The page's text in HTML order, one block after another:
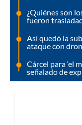
¿Quiénes son
fueron
Así quedó la
ataque con
Cárcel para ‘el
señalado de